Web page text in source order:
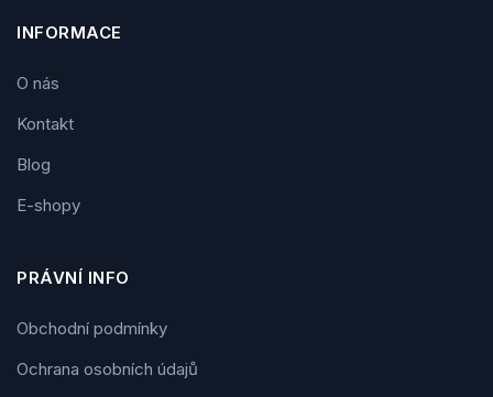
INFORMACE
O nás
Kontakt
Blog
E-shopy
PRÁVNÍ INFO
Obchodní podmínky
Ochrana osobních údajů